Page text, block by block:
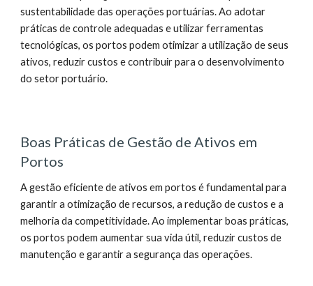
sustentabilidade das operações portuárias. Ao adotar
práticas de controle adequadas e utilizar ferramentas
tecnológicas, os portos podem otimizar a utilização de seus
ativos, reduzir custos e contribuir para o desenvolvimento
do setor portuário.
Boas Práticas de Gestão de Ativos em
Portos
A gestão eficiente de ativos em portos é fundamental para
garantir a otimização de recursos, a redução de custos e a
melhoria da competitividade. Ao implementar boas práticas,
os portos podem aumentar sua vida útil, reduzir custos de
manutenção e garantir a segurança das operações.